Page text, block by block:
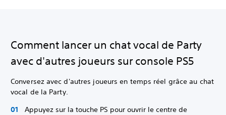
Comment lancer un chat vocal de Party
avec d'autres joueurs sur console PS5
Conversez avec d'autres joueurs en temps réel grâce au chat
vocal de la Party.
Appuyez sur la touche PS pour ouvrir le centre de